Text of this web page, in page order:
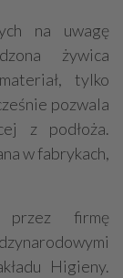
na uwagę
żywica
tylko
pozwala
z podłoża.
w fabrykach,
przez firmę
Higieny.